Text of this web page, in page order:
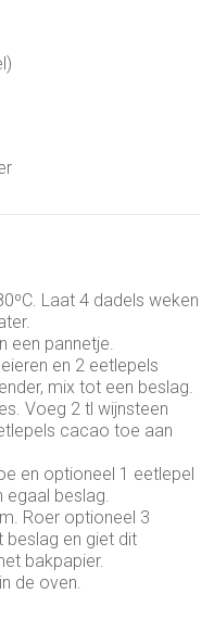
Laat 4 dadels weken
een pannetje.
en 2 eetlepels
mix tot een beslag.
Voeg 2 tl wijnsteen
cacao toe aan
en optioneel 1 eetlepel
egaal beslag.
Roer optioneel 3
en giet dit
bakpapier.
de oven.